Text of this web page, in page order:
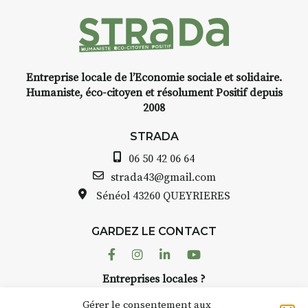
Gérer le consentement aux
Pendant3 jours, vous
apprendrez à capturer l’instant
:
composition, aquarelle, encre,
ou contenu hybride.
8h : rendez-vous au point de
départ
sur site
pique-nique sur place (repas à
13h30 – 17h30 : reprise sur
Et si le temps se gâte : un atelier
abrité permettra de continuer à
créer.
Entreprise locale de l’Economie sociale et solidaire.
Humaniste, éco-citoyen et résolument Positif depuis
2008
STRADA
06 50 42 06 64
strada43@gmail.com
Sénéol 43260 QUEYRIERES
GARDEZ LE CONTACT
FacebookInstagram
LinkedinYoutube
Entreprises locales ?